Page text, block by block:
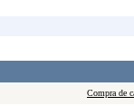
Compra de